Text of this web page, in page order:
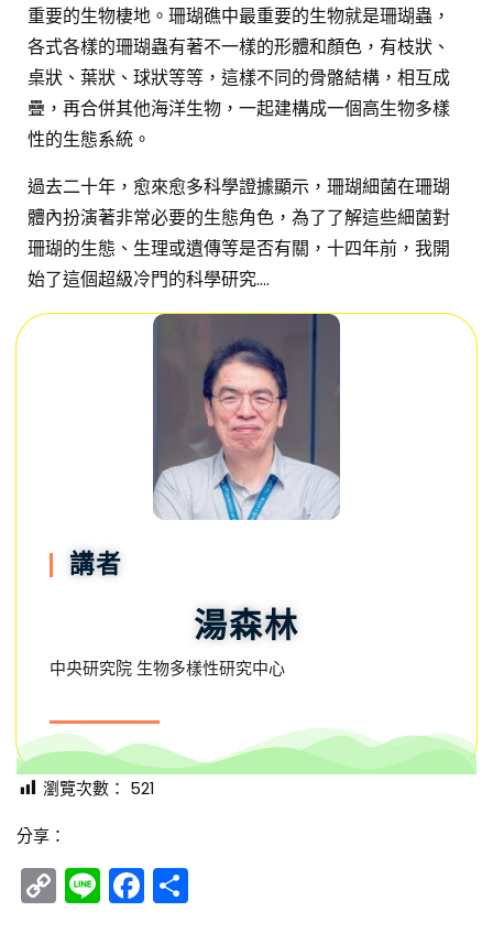
重要的生物棲地。珊瑚礁中最重要的生物就是珊瑚蟲，
各式各樣的珊瑚蟲有著不一樣的形體和顏色，有枝狀、
桌狀、葉狀、球狀等等，這樣不同的骨骼結構，相互成
疊，再合併其他海洋生物，一起建構成一個高生物多樣
性的生態系統。
過去二十年，愈來愈多科學證據顯示，珊瑚細菌在珊瑚
體內扮演著非常必要的生態角色，為了了解這些細菌對
珊瑚的生態、生理或遺傳等是否有關，十四年前，我開
始了這個超級冷門的科學研究….
講者
湯森林
中央研究院 生物多樣性研究中心
瀏覽次數： 521
分享：
Copy
Link
LineFacebook